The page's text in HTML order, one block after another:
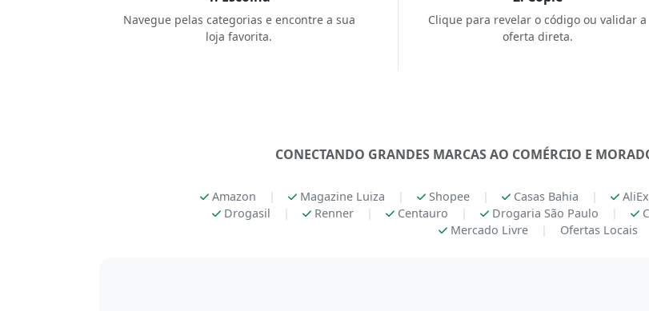
Navegue pelas categorias e encontre a sua
loja favorita.
Clique para revelar o código ou validar a
oferta direta.
CONECTANDO GRANDES MARCAS AO COMÉRCIO E
Amazon | Magazine Luiza | Shopee | Casas Bahia |
Drogasil
| Renner | Centauro | Drogaria São Paulo |
Mercado Livre
| Ofertas Locais